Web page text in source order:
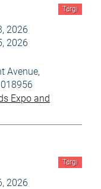
Targi
2026
2026
Avenue,
Expo and
Targi
2026